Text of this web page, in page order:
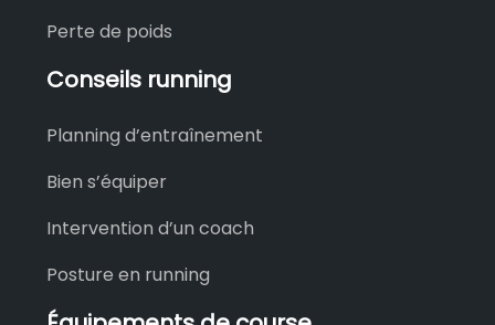
Perte de poids
Conseils running
Planning d’entraînement
Bien s’équiper
Intervention d’un coach
Posture en running